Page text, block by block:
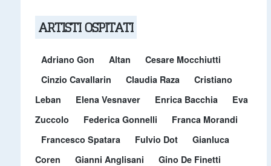
ARTISTI OSPITATI
Adriano Gon Altan
Cesare Mocchiutti
Cinzio Cavallarin
Claudia Raza
Cristiano
Leban
Elena Vesnaver Enrica Bacchia
Eva
Zuccolo
Federica Gonnelli
Franca Morandi
Francesco Spatara
Fulvio Dot
Gianluca
Coren
Gianni Anglisani
Gino De Finetti